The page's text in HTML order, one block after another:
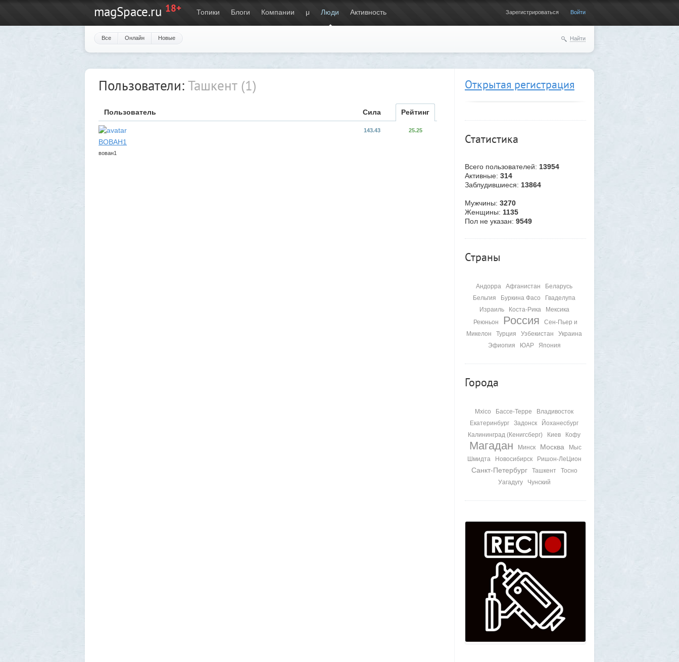
magSpace.ru 18+ Топики Блоги Компании μ Люди Активность Зарегистрироваться Войти
Все Онлайн Новые Найти
Открытая регистрация
Статистика
Всего пользователей: 13954
Активные: 314
Заблудившиеся: 13864
Мужчины: 3270
Женщины: 1135
Пол не указан: 9549
Страны
Андорра Афганистан
Беларусь
Бельгия
Буркина Фасо
Гваделупа
Израиль
Коста-Рика
Мексика
Реюньон
Россия
Сен-Пьер и
Микелон
Турция Узбекистан
Украина
Эфиопия
ЮАР Япония
Города
Mxico Бассе-Терре
Владивосток
Екатеринбург
Задонск
Йоханесбург
Калининград (Кенигсберг)
Киев Кофу
Магадан Минск Москва
Мыс
Шмидта
Новосибирск Ришон-ЛеЦион
Санкт-Петербург Ташкент
Тосно
Уагадугу
Чунский
Пользователи: Ташкент (1)
Пользователь Сила Рейтинг
BOBAH1
вован1
143.43 25.25